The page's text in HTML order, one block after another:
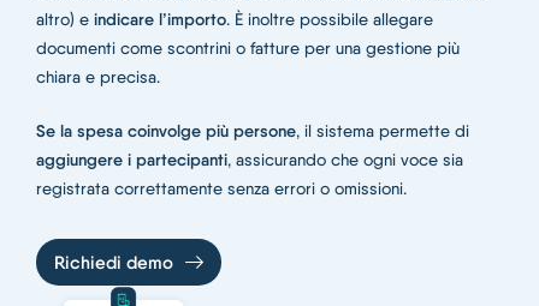
altro) e indicare l’importo. È inoltre possibile allegare
documenti come scontrini o fatture per una gestione più
chiara e precisa.
Se la spesa coinvolge più persone, il sistema permette di
aggiungere i partecipanti, assicurando che ogni voce sia
registrata correttamente senza errori o omissioni.
Richiedi demo